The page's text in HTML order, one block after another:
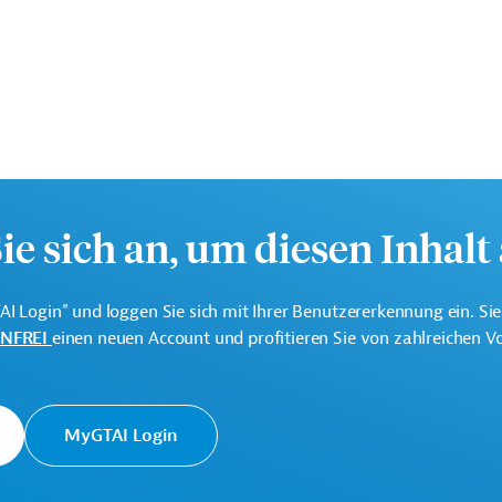
ist die wichtigste multilaterale Finanzierungsinstitution für
in der Region Lateinamerika und Karibik.
Planung und Forschung
sich an, um diesen
Login" und loggen Sie sich mit Ihrer Benutzererkennung ein.
einen neuen Account und profitieren Sie von zahlreichen
MyGTAI Login